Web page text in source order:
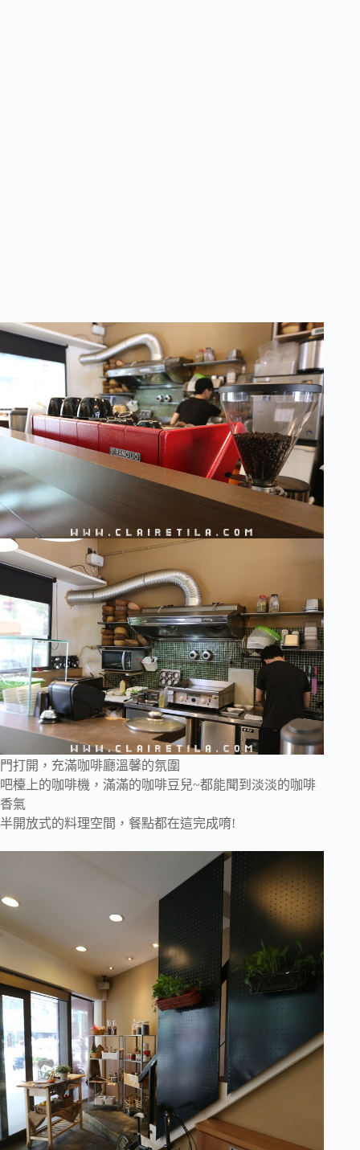
門打開，充滿咖啡廳溫馨的氛圍
吧檯上的咖啡機，滿滿的咖啡豆兒~都能聞到淡淡的咖啡
香氣
半開放式的料理空間，餐點都在這完成唷!